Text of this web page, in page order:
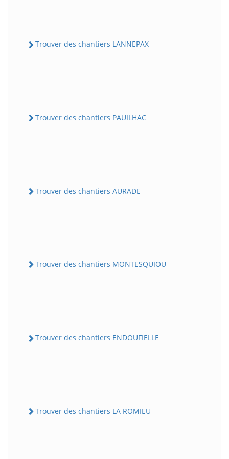
Trouver des chantiers LANNEPAX
Trouver des chantiers PAUILHAC
Trouver des chantiers AURADE
Trouver des chantiers MONTESQUIOU
Trouver des chantiers ENDOUFIELLE
Trouver des chantiers LA ROMIEU